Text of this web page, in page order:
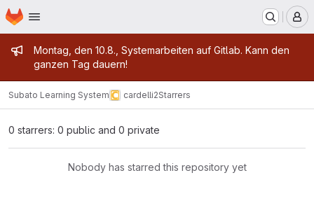
Skip to main content
Homepage
Admin message
Montag, den 10.8., Systemarbeiten auf Gitlab. Kann den
ganzen Tag dauern!
Subato Learning System cardelli2Starrers
0 starrers: 0 public and 0 private
Nobody has starred this repository yet